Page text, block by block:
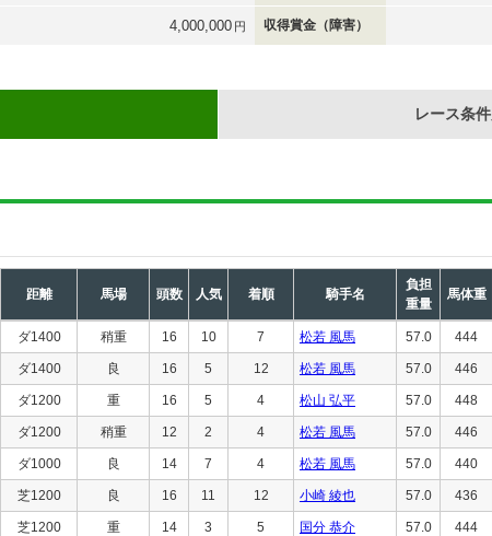
4,000,000 円 収得賞金（障害）
レース条
距離 馬場 頭数 人気 着順 騎手名
負担
重量
馬体重
ダ1400 稍重 16 10 7 松若 風馬 57.0 444
ダ1400 良 16 5 12 松若 風馬 57.0 446
ダ1200 重 16 5 4 松山 弘平 57.0 448
ダ1200 稍重 12 2 4 松若 風馬 57.0 446
ダ1000 良 14 7 4 松若 風馬 57.0 440
芝1200 良 16 11 12 小崎 綾也 57.0 436
芝1200 重 14 3 5 国分 恭介 57.0 444